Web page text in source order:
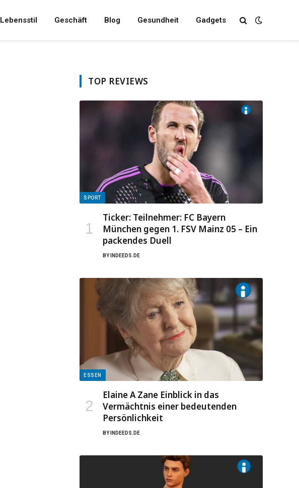
Lebensstil Geschäft Blog Gesundheit Gadgets
TOP REVIEWS
SPORT
Ticker: Teilnehmer: FC Bayern
München gegen 1. FSV Mainz 05 – Ein
packendes Duell
BY INDEEDS.DE
ESSEN
Elaine A Zane Einblick in das
Vermächtnis einer bedeutenden
Persönlichkeit
BY INDEEDS.DE